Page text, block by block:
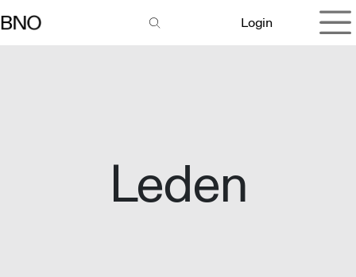
Login
Leden